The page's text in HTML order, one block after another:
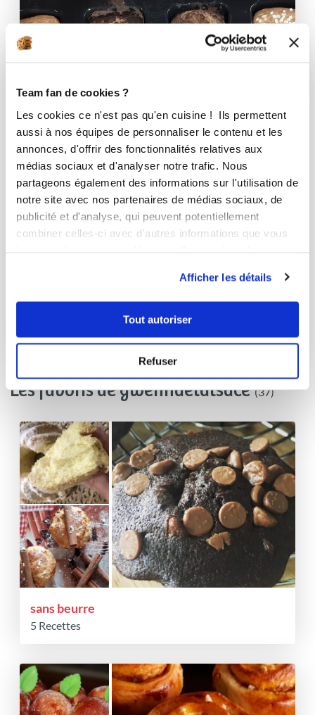
Team fan de cookies ?
Les cookies ce n'est pas qu'en cuisine ! Ils permettent
aussi à nos équipes de personnaliser le contenu et les
annonces, d'offrir des fonctionnalités relatives aux
médias sociaux et d'analyser notre trafic. Nous
partageons également des informations sur l'utilisation de
notre site avec nos partenaires de médias sociaux, de
publicité et d'analyse, qui peuvent potentiellement
combiner celles-ci avec d'autres informations que vous
Afficher les détails
Tout autoriser
Refuser
Cake souvenir
5min 0
Les favoris de gwennaelalsace(37)
sans beurre
5 Recettes